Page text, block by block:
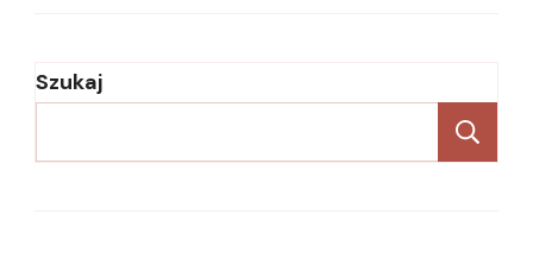
Szukaj